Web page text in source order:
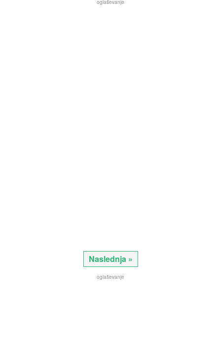
oglaševanje
Naslednja »
oglaševanje